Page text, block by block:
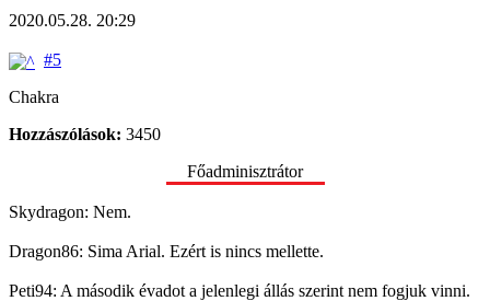
2020.05.28. 20:29
#5
Chakra
Hozzászólások: 3450
Főadminisztrátor
Skydragon: Nem.
Dragon86: Sima Arial. Ezért is nincs mellette.
Peti94: A második évadot a jelenlegi állás szerint nem fogjuk vinni.